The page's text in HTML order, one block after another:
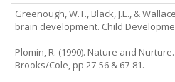
Greenough, W.T., Black, J.E., &
brain development. Child
Plomin, R. (1990). Nature and
Brooks/Cole, pp 27-56 & 67-81.